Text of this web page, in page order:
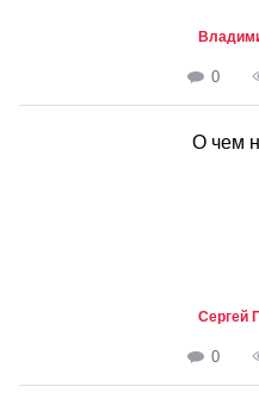
0
О чем
Сергей
0